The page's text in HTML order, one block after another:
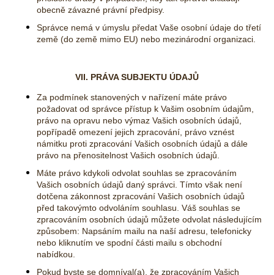
obecně závazné právní předpisy.
Správce nemá v úmyslu předat Vaše osobní údaje do třetí
země (do země mimo EU) nebo mezinárodní organizaci.
VII. PRÁVA SUBJEKTU ÚDAJŮ
Za podmínek stanovených v nařízení máte právo
požadovat od správce přístup k Vašim osobním údajům,
právo na opravu nebo výmaz Vašich osobních údajů,
popřípadě omezení jejich zpracování, právo vznést
námitku proti zpracování Vašich osobních údajů a dále
právo na přenositelnost Vašich osobních údajů.
Máte právo kdykoli odvolat souhlas se zpracováním
Vašich osobních údajů daný správci. Tímto však není
dotčena zákonnost zpracování Vašich osobních údajů
před takovýmto odvoláním souhlasu. Váš souhlas se
zpracováním osobních údajů můžete odvolat následujícím
způsobem: Napsáním mailu na naší adresu, telefonicky
nebo kliknutím ve spodní části mailu s obchodní
nabídkou.
Pokud byste se domníval(a), že zpracováním Vašich